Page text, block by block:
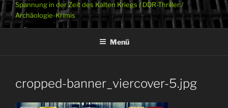
Spannung in der Zeit des Kalten Kriegs / DDR-Thriller /
Archäologie-Krimis
Menü
cropped-banner_viercover-5.jpg